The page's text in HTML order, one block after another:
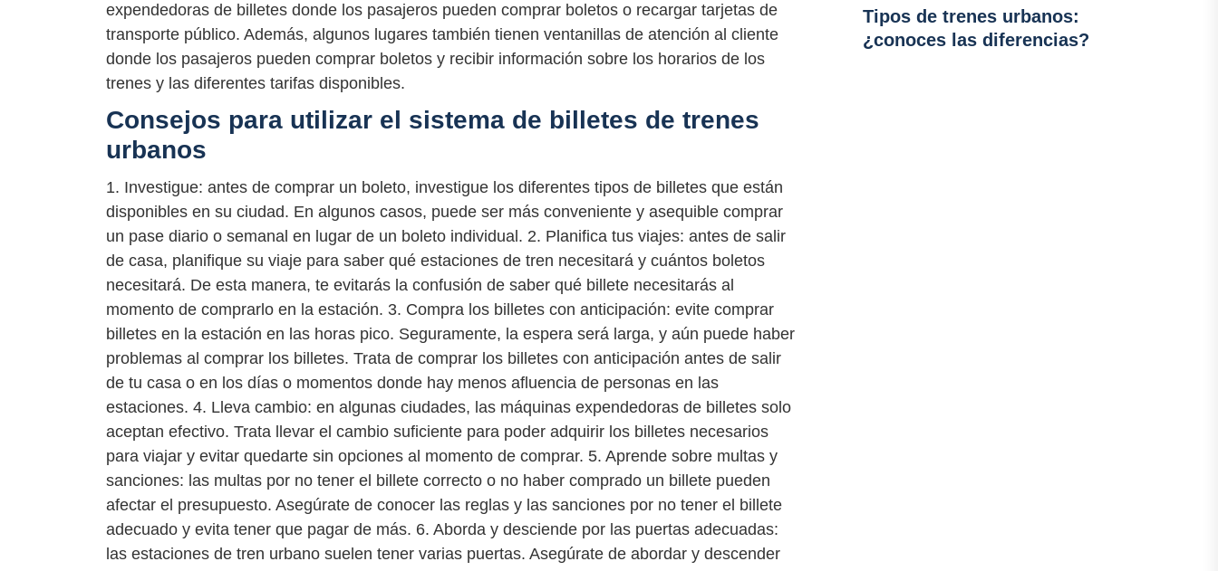
expendedoras de billetes donde los pasajeros pueden comprar boletos o recargar tarjetas de
transporte público. Además, algunos lugares también tienen ventanillas de atención al cliente
donde los pasajeros pueden comprar boletos y recibir información sobre los horarios de los
trenes y las diferentes tarifas disponibles.
Consejos para utilizar el sistema de billetes de trenes
urbanos
1. Investigue: antes de comprar un boleto, investigue los diferentes tipos de billetes que están
disponibles en su ciudad. En algunos casos, puede ser más conveniente y asequible comprar
un pase diario o semanal en lugar de un boleto individual. 2. Planifica tus viajes: antes de salir
de casa, planifique su viaje para saber qué estaciones de tren necesitará y cuántos boletos
necesitará. De esta manera, te evitarás la confusión de saber qué billete necesitarás al
momento de comprarlo en la estación. 3. Compra los billetes con anticipación: evite comprar
billetes en la estación en las horas pico. Seguramente, la espera será larga, y aún puede haber
problemas al comprar los billetes. Trata de comprar los billetes con anticipación antes de salir
de tu casa o en los días o momentos donde hay menos afluencia de personas en las
estaciones. 4. Lleva cambio: en algunas ciudades, las máquinas expendedoras de billetes solo
aceptan efectivo. Trata llevar el cambio suficiente para poder adquirir los billetes necesarios
para viajar y evitar quedarte sin opciones al momento de comprar. 5. Aprende sobre multas y
sanciones: las multas por no tener el billete correcto o no haber comprado un billete pueden
afectar el presupuesto. Asegúrate de conocer las reglas y las sanciones por no tener el billete
adecuado y evita tener que pagar de más. 6. Aborda y desciende por las puertas adecuadas:
las estaciones de tren urbano suelen tener varias puertas. Asegúrate de abordar y descender
Tipos de trenes urbanos:
¿conoces las diferencias?